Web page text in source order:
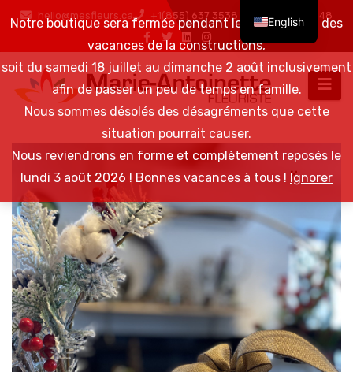
Notre boutique sera fermée pendant les 2 semaines des
vacances de la constructions,
soit dusamedi 18 juillet au dimanche 2 août inclusivement
afin de passer un peu de temps en famille.
Nous sommes désolés des désagréments que cette
situation pourrait causer.
Nous reviendrons en forme et complètement reposés le
lundi 3 août 2026 ! Bonnes vacances à tous ! Ignorer
hello@mesfleurs.ca +1(855) 637 3538 / +1(819) 376 6548
English